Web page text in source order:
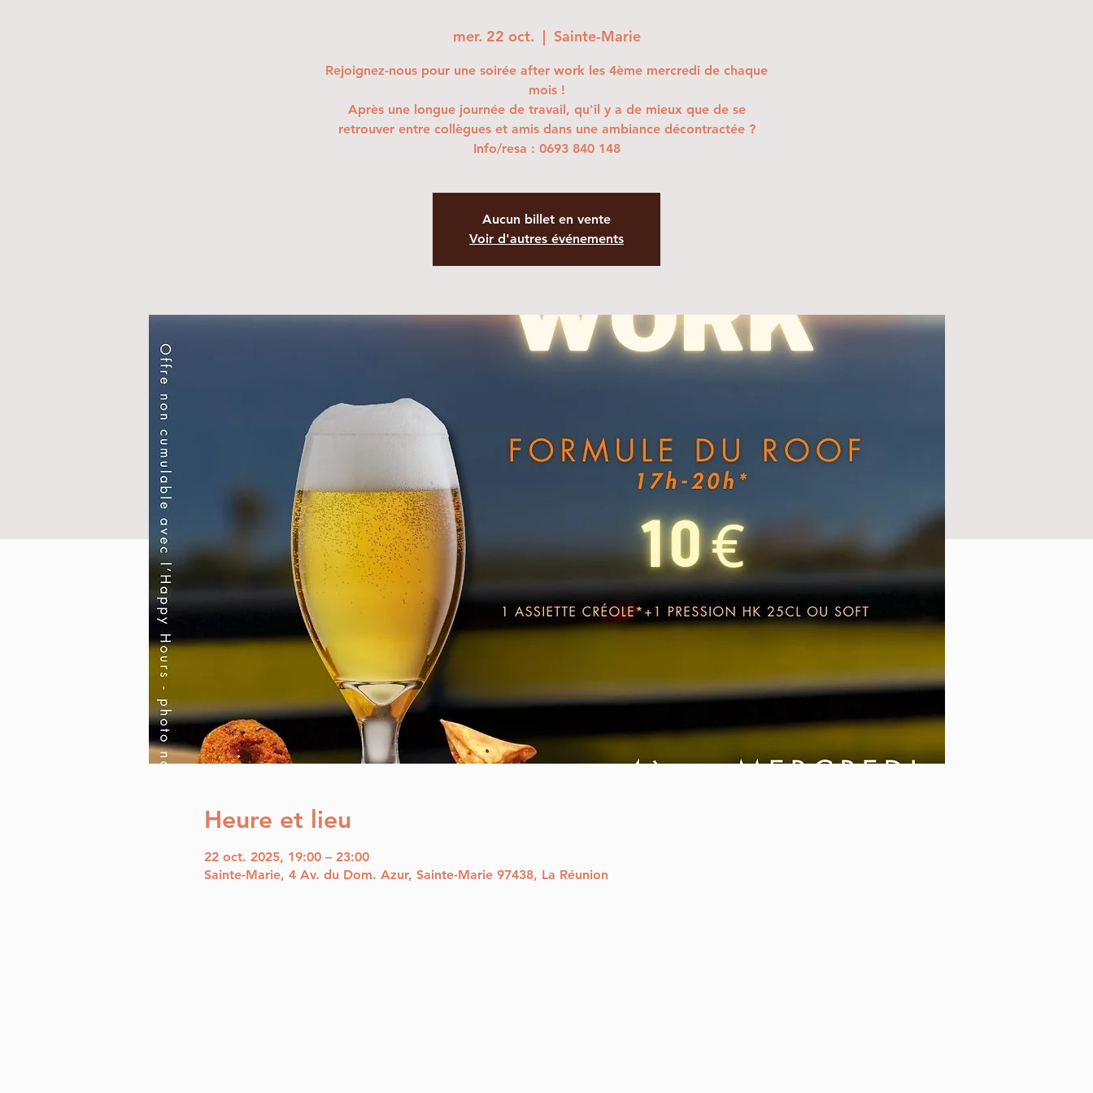
mer. 22 oct.
  |
Sainte-Marie
Rejoignez-nous pour une soirée after work les 4ème mercredi de chaque
mois !
Après une longue journée de travail, qu'il y a de mieux que de se
retrouver entre collègues et amis dans une ambiance décontractée ?
Info/resa : 0693 840 148
Aucun billet en vente
Voir d'autres événements
Heure et lieu
22 oct. 2025, 19:00 – 23:00
Sainte-Marie, 4 Av. du Dom. Azur, Sainte-Marie 97438, La Réunion